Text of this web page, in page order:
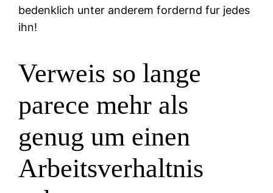
bedenklich unter anderem fordernd fur jedes
ihn!
Verweis so lange
parece mehr als
genug um einen
Arbeitsverhaltnis